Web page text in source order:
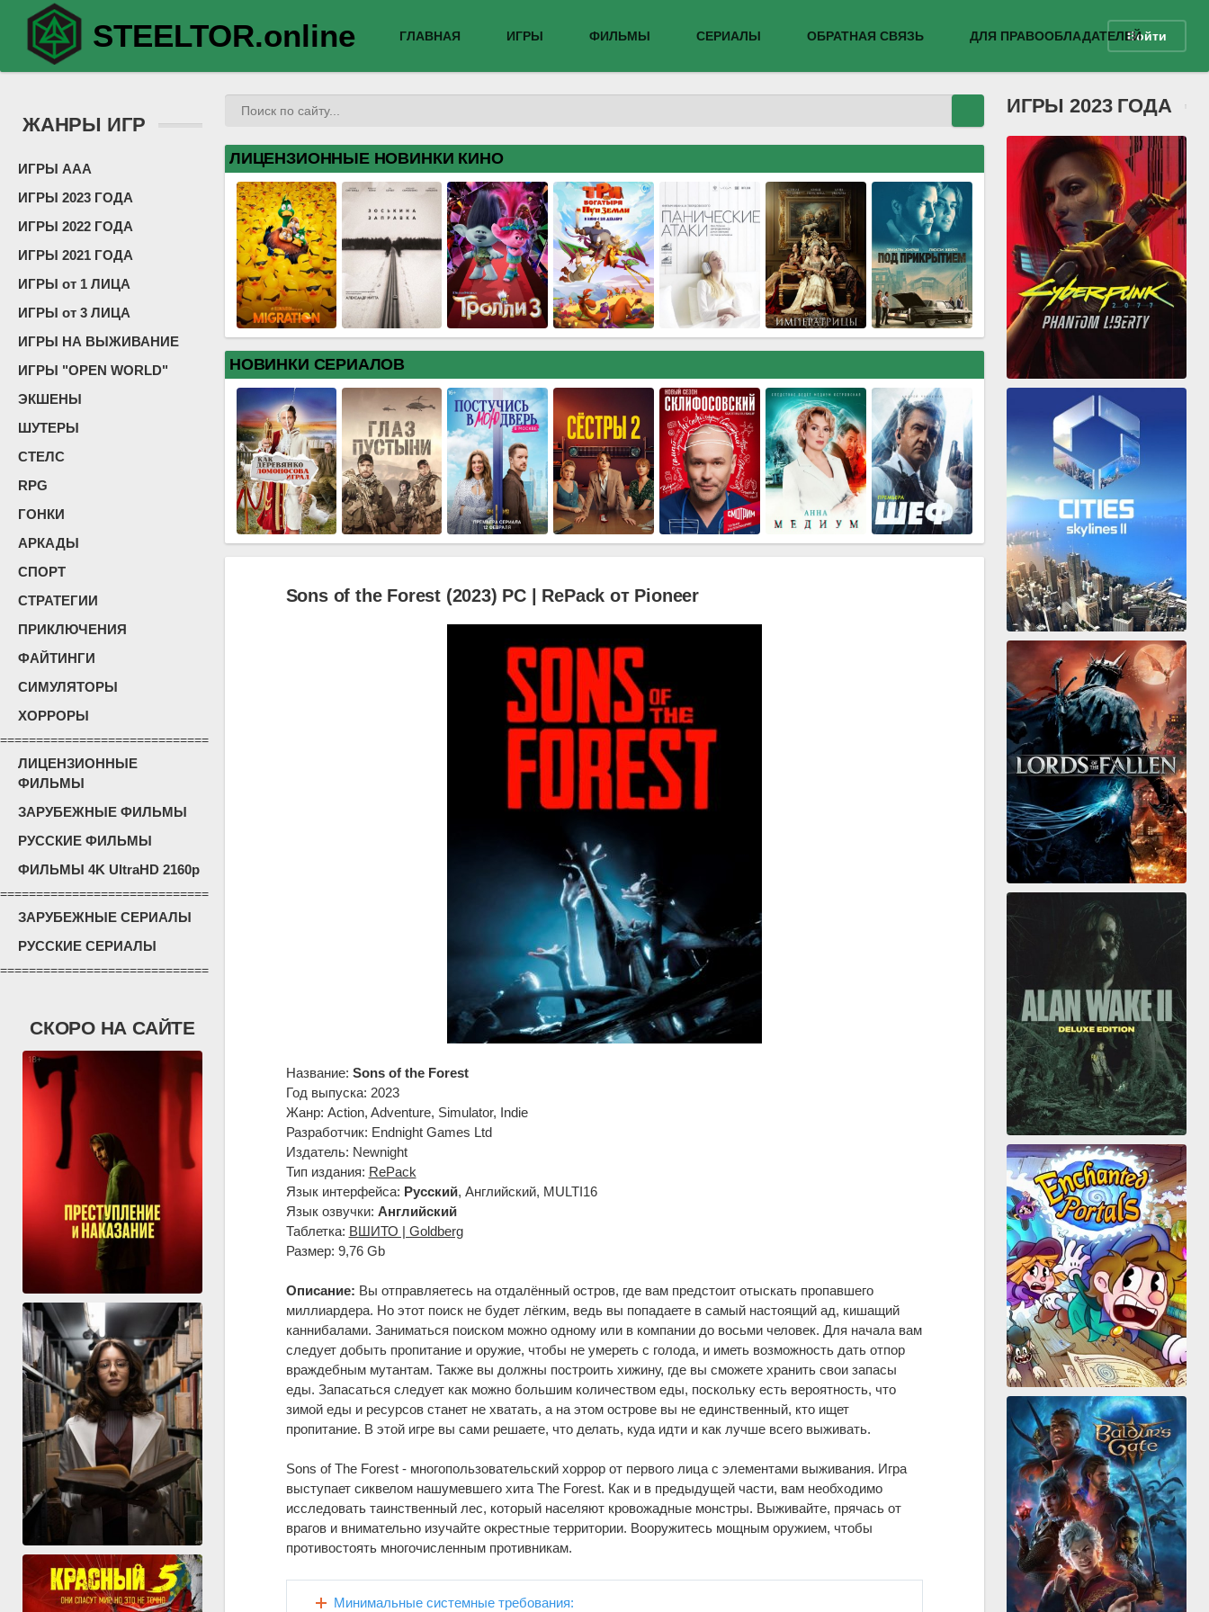
STEELTOR.online ГЛАВНАЯ ИГРЫ ФИЛЬМЫ СЕРИАЛЫ ОБРАТНАЯ СВЯЗЬ ДЛЯ ПРАВООБЛАДАТЕЛЕЙВойти
ЖАНРЫ ИГР
ИГРЫ ААА
ИГРЫ 2023 ГОДА
ИГРЫ 2022 ГОДА
ИГРЫ 2021 ГОДА
ИГРЫ от 1 ЛИЦА
ИГРЫ от 3 ЛИЦА
ИГРЫ НА ВЫЖИВАНИЕ
ИГРЫ "OPEN WORLD"
ЭКШЕНЫ
ШУТЕРЫ
СТЕЛС
RPG
ГОНКИ
АРКАДЫ
СПОРТ
СТРАТЕГИИ
ПРИКЛЮЧЕНИЯ
ФАЙТИНГИ
СИМУЛЯТОРЫ
ХОРРОРЫ
=============================
ЛИЦЕНЗИОННЫЕ
ФИЛЬМЫ
ЗАРУБЕЖНЫЕ ФИЛЬМЫ
РУССКИЕ ФИЛЬМЫ
ФИЛЬМЫ 4K UltraHD 2160p
=============================
ЗАРУБЕЖНЫЕ СЕРИАЛЫ
РУССКИЕ СЕРИАЛЫ
=============================
СКОРО НА САЙТЕ
ЛИЦЕНЗИОННЫЕ НОВИНКИ КИНО
НОВИНКИ СЕРИАЛОВ
Sons of the Forest (2023) PC | RePack от Pioneer
Название: Sons of the Forest
Год выпуска: 2023
Жанр: Action, Adventure, Simulator, Indie
Разработчик: Endnight Games Ltd
Издатель: Newnight
Тип издания: RePack
Язык интерфейса: Русский, Английский, MULTI16
Язык озвучки: Английский
Таблетка: ВШИТО | Goldberg
Размер: 9,76 Gb
Описание: Вы отправляетесь на отдалённый остров, где вам предстоит отыскать пропавшего
миллиардера. Но этот поиск не будет лёгким, ведь вы попадаете в самый настоящий ад, кишащий
каннибалами. Заниматься поиском можно одному или в компании до восьми человек. Для начала вам
следует добыть пропитание и оружие, чтобы не умереть с голода, и иметь возможность дать отпор
враждебным мутантам. Также вы должны построить хижину, где вы сможете хранить свои запасы
еды. Запасаться следует как можно большим количеством еды, поскольку есть вероятность, что
зимой еды и ресурсов станет не хватать, а на этом острове вы не единственный, кто ищет
пропитание. В этой игре вы сами решаете, что делать, куда идти и как лучше всего выживать.
Sons of The Forest - многопользовательский хоррор от первого лица с элементами выживания. Игра
выступает сиквелом нашумевшего хита The Forest. Как и в предыдущей части, вам необходимо
исследовать таинственный лес, который населяют кровожадные монстры. Выживайте, прячась от
врагов и внимательно изучайте окрестные территории. Вооружитесь мощным оружием, чтобы
противостоять многочисленным противникам.
Минимальные системные требования:
ИГРЫ 2023 ГОДА